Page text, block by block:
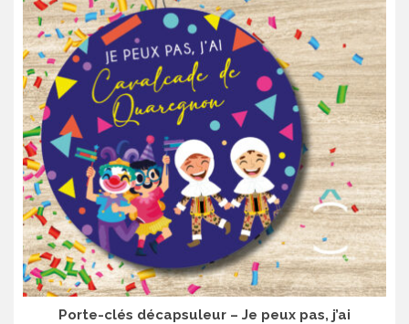
Porte-clés décapsuleur – Je peux pas, j’ai